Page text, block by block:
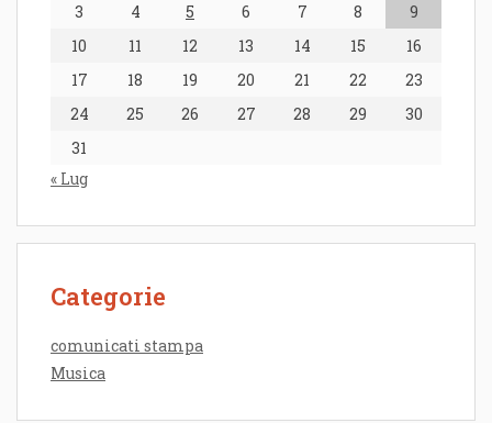
3
4 5 6 7 8
9
10
11 12 13 14 15
16
17
18 19 20 21 22
23
24
25 26 27 28 29
30
31
« Lug
Categorie
comunicati stampa
Musica